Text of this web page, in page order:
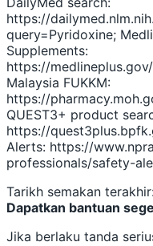
https://
query=Pyridoxine;
Supplements:
https://
Malaysia FUKKM:
https://
QUEST3+ product
https://
Alerts: https://
professionals/safety-
Tarikh semakan
Dapatkan bantuan
Jika berlaku tanda